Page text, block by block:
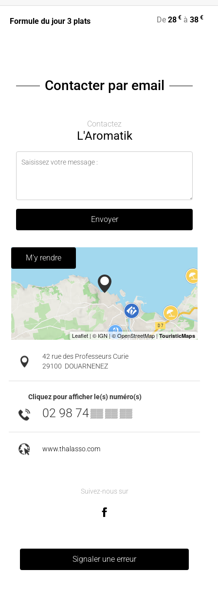
Formule du jour 3 plats De 28 € à 38 €
Contacter par email
Contactez
L'Aromatik
Envoyer
M'y rendre
42 rue des Professeurs Curie
29100 DOUARNENEZ
Cliquez pour afficher le(s) numéro(s)
02 98 74▒▒ ▒▒ ▒▒
www.thalasso.com
Suivez-nous sur
Signaler une erreur